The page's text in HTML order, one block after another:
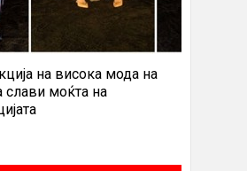
на висока мода на
слави моќта на